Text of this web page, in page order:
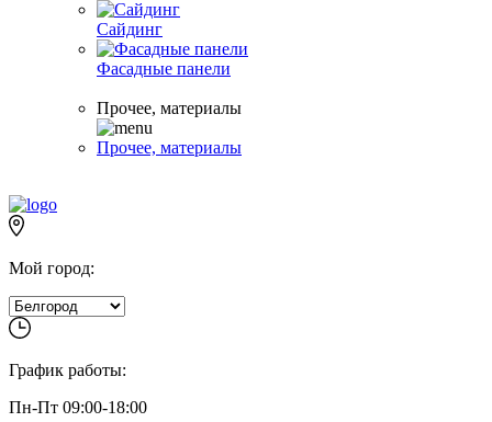
Сайдинг
Фасадные панели
Прочее, материалы
Прочее, материалы
Мой город:
График работы:
Пн-Пт 09:00-18:00